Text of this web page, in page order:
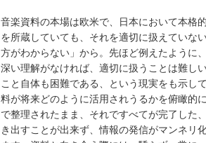
音楽資料の本場は欧米で、日本において本格
を所蔵していても、それを適切に扱えていな
方がわからない」から。先ほど例えたように
深い理解がなければ、適切に扱うことは難し
こと自体も困難である、という現実をも示し
料が将来どのように活用されうるかを俯瞰的
で整理されたまま、それですべてが完了した
き出すことが出来ず、情報の発信がマンネリ